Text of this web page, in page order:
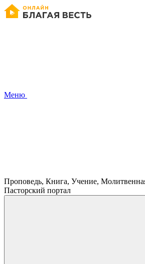
Меню
Проповедь, Книга, Учение,
Пасторский портал